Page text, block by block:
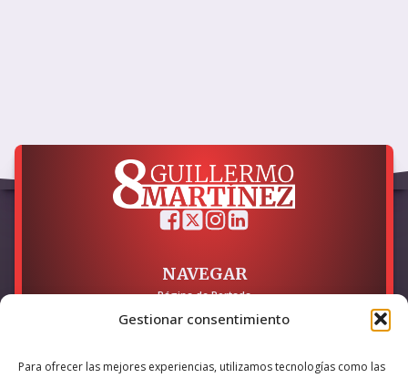
Gestionar consentimiento
Para ofrecer las mejores experiencias, utilizamos tecnologías como las
NAVEGAR
Página de Portada
LEGAL